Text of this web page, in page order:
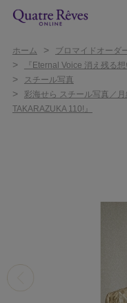
ホーム > ブロマイドオーダ
> 『Eternal Voice 消え残る
> スチール写真
>
彩海せら スチール写真／
TAKARAZUKA 110!』